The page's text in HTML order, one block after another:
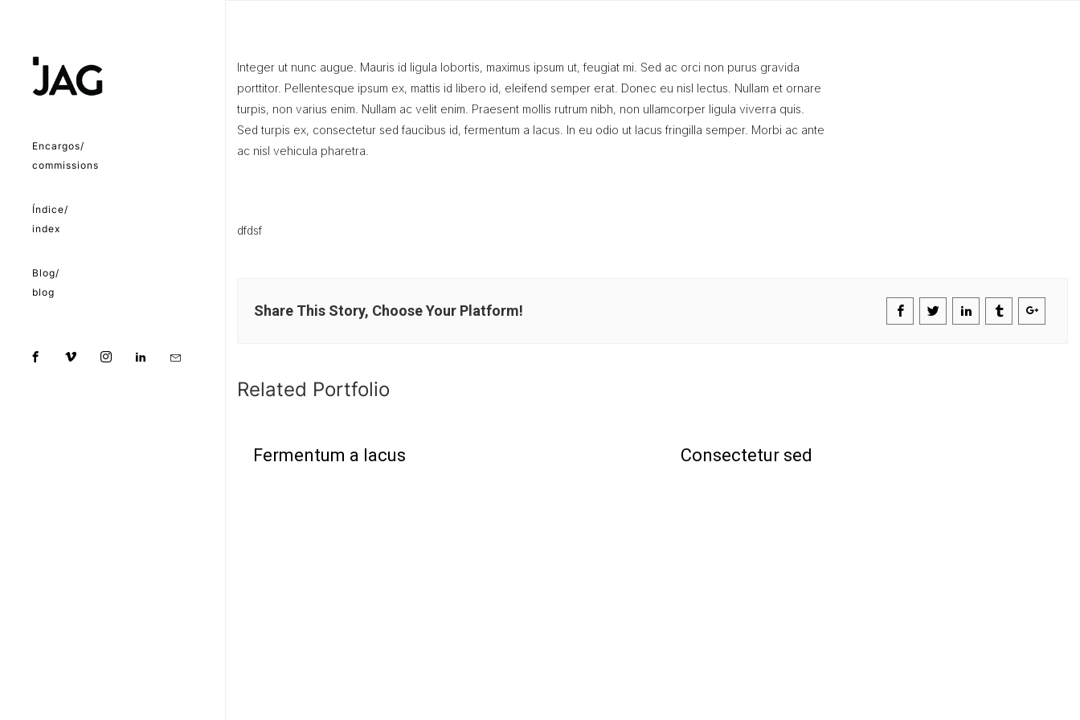
Encargos/
commissions
Índice/
index
Blog/
blog
Integer ut nunc augue. Mauris id ligula lobortis, maximus ipsum ut, feugiat mi. Sed ac orci non purus gravida
porttitor. Pellentesque ipsum ex, mattis id libero id, eleifend semper erat. Donec eu nisl lectus. Nullam et ornare
turpis, non varius enim. Nullam ac velit enim. Praesent mollis rutrum nibh, non ullamcorper ligula viverra quis.
Sed turpis ex, consectetur sed faucibus id, fermentum a lacus. In eu odio ut lacus fringilla semper. Morbi ac ante
ac nisl vehicula pharetra.
dfdsf
Share This Story, Choose Your Platform!
Related Portfolio
Fermentum a lacus Consectetur sed